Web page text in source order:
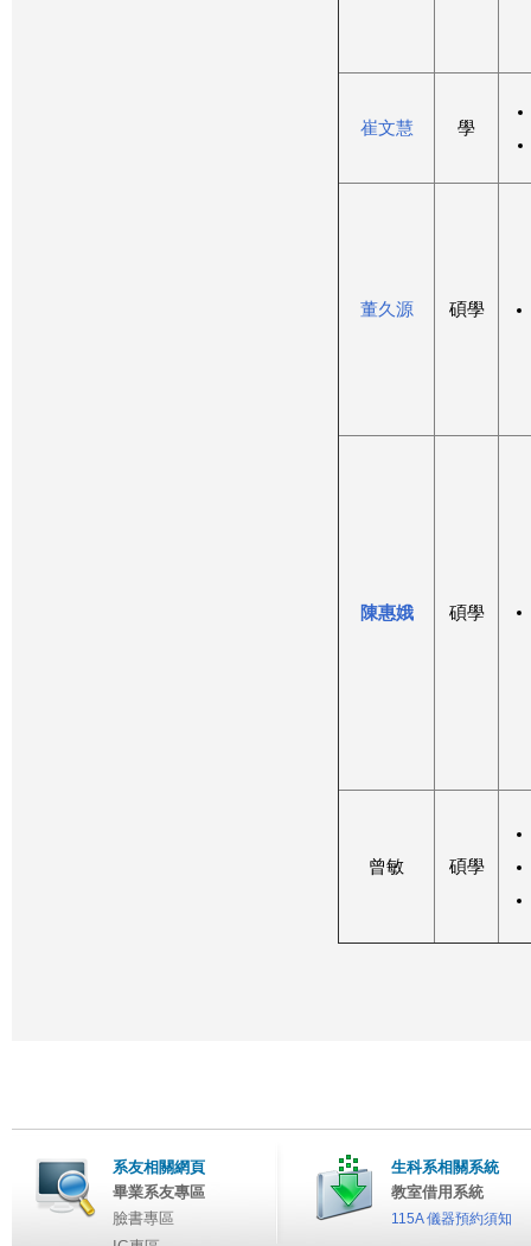
崔文慧 學
董久源 碩學
陳惠娥 碩學
曾敏 碩學
系友相關網頁
畢業系友專區
臉書專區
生科系相關系統
教室借用系統
115A 儀器預約須知